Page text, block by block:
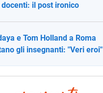
il post ironico
e Tom Holland a Roma
gli insegnanti: "Veri eroi"